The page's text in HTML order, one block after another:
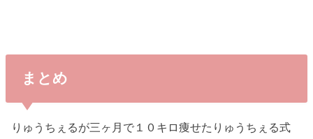
まとめ
りゅうちぇるが三ヶ月で１０キロ痩せたりゅうちぇる式